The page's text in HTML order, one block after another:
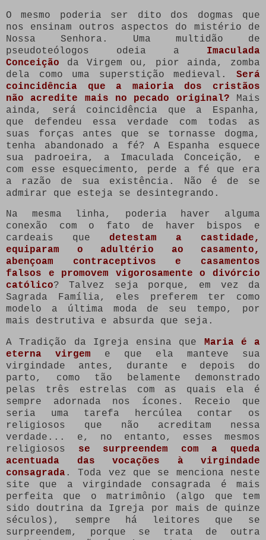
O mesmo poderia ser dito dos dogmas que
nos ensinam outros aspectos do mistério de
Nossa Senhora. Uma multidão de
pseudoteólogos odeia a Imaculada
Conceição da Virgem ou, pior ainda, zomba
dela como uma superstição medieval. Será
coincidência que a maioria dos cristãos
não acredite mais no pecado original? Mais
ainda, será coincidência que a Espanha,
que defendeu essa verdade com todas as
suas forças antes que se tornasse dogma,
tenha abandonado a fé? A Espanha esquece
sua padroeira, a Imaculada Conceição, e
com esse esquecimento, perde a fé que era
a razão de sua existência. Não é de se
admirar que esteja se desintegrando.
Na mesma linha, poderia haver alguma
conexão com o fato de haver bispos e
cardeais que detestam a castidade,
equiparam o adultério ao casamento,
abençoam contraceptivos e casamentos
falsos e promovem vigorosamente o divórcio
católico? Talvez seja porque, em vez da
Sagrada Família, eles preferem ter como
modelo a última moda de seu tempo, por
mais destrutiva e absurda que seja.
A Tradição da Igreja ensina que Maria é a
eterna virgem e que ela manteve sua
virgindade antes, durante e depois do
parto, como tão belamente demonstrado
pelas três estrelas com as quais ela é
sempre adornada nos ícones. Receio que
seria uma tarefa hercúlea contar os
religiosos que não acreditam nessa
verdade... e, no entanto, esses mesmos
religiosos se surpreendem com a queda
acentuada das vocações à virgindade
consagrada . Toda vez que se menciona neste
site que a virgindade consagrada é mais
perfeita que o matrimônio (algo que tem
sido doutrina da Igreja por mais de quinze
séculos), sempre há leitores que se
surpreendem, porque se trata de outra